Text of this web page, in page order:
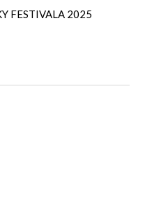
FESTIVALA 2025